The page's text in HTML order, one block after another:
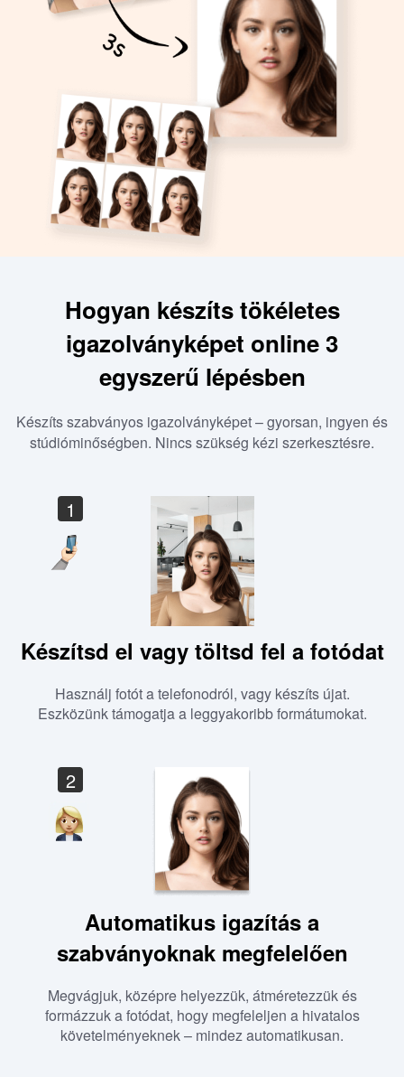
Hogyan készíts tökéletes
igazolványképet online 3
egyszerű lépésben
Készíts szabványos igazolványképet – gyorsan, ingyen és
stúdióminőségben. Nincs szükség kézi szerkesztésre.
1
Készítsd el vagy töltsd fel a fotódat
Használj fotót a telefonodról, vagy készíts újat.
Eszközünk támogatja a leggyakoribb formátumokat.
2
Automatikus igazítás a
szabványoknak megfelelően
Megvágjuk, középre helyezzük, átméretezzük és
formázzuk a fotódat, hogy megfeleljen a hivatalos
követelményeknek – mindez automatikusan.